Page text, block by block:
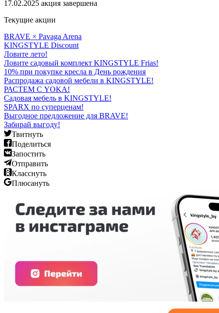
17.02.2025 акция завершена
Текущие акции
BRAVE × Pavaga Arena
KINGSTYLE Discount
Ловите лето!
Ловите садовый комплект KINGSTYLE Frias!
10% при покупке кресла в День рождения
Распродажа садовой мебели в KINGSTYLE!
РАСТЕМ С YOKA!
Садовая мебель в KINGSTYLE!
SPARX по суперценам!
Выгодное предложение для BRAVE!
Забирай выгоду!
Твитнуть
Поделиться
Запостить
Отправить
Класснуть
Плюсануть